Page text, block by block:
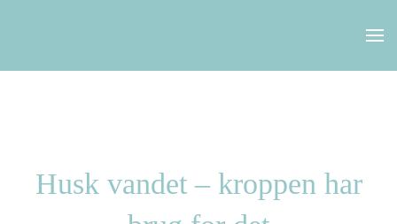
Husk vandet – kroppen har